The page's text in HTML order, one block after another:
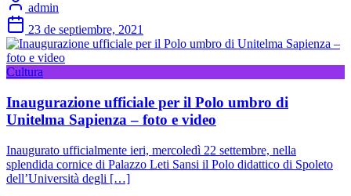
admin
23 de septiembre, 2021
Cultura
Inaugurazione ufficiale per il Polo umbro di
Unitelma Sapienza – foto e video
Inaugurato ufficialmente ieri, mercoledì 22 settembre, nella
splendida cornice di Palazzo Leti Sansi il Polo didattico di Spoleto
dell’Università degli […]